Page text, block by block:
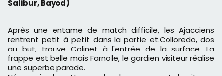
Salibur, Bayod)
Après une entame de match difficile, les Ajacciens
rentrent petit à petit dans la partie et.Colloredo, dos
au but, trouve Colinet à l'entrée de la surface. La
frappe est belle mais Farnolle, le gardien visiteur réalise
une superbe parade.